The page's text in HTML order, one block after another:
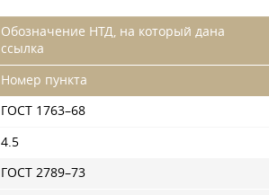
Обозначение НТД, на который дана
ссылка
Номер пункта
ГОСТ 1763–68
4.5
ГОСТ 2789–73